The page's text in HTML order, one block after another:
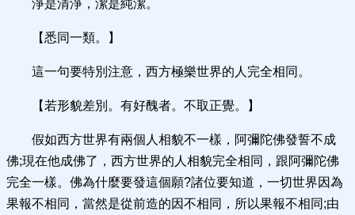
淨是清淨，潔是純潔。
【悉同一類。】
這一句要特別注意，西方極樂世界的人完全相同。
【若形貌差別。有好醜者。不取正覺。】
假如西方世界有兩個人相貌不一樣，阿彌陀佛發誓不成
佛;現在他成佛了，西方世界的人相貌完全相同，跟阿彌陀佛
完全一樣。佛為什麼要發這個願?諸位要知道，一切世界因為
果報不相同，當然是從前造的因不相同，所以果報不相同;由